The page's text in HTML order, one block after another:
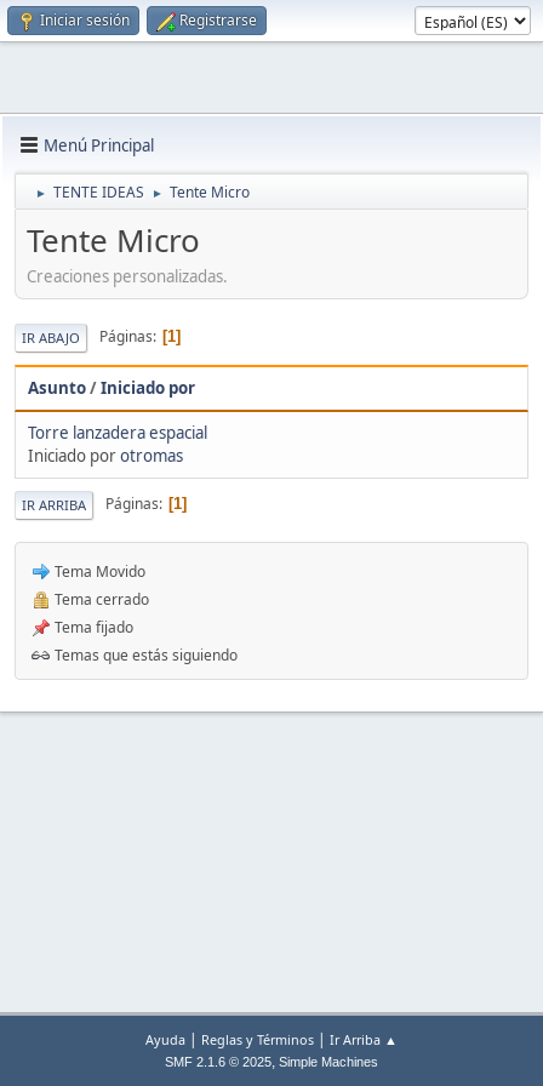
Iniciar sesión Registrarse
Menú Principal
► TENTE IDEAS ► Tente Micro
Tente Micro
Creaciones personalizadas.
IR ABAJO Páginas 1
Asunto/Iniciado por
Torre lanzadera espacial
Iniciado porotromas
IR ARRIBA Páginas 1
Tema Movido
Tema cerrado
Tema fijado
Temas que estás siguiendo
Ayuda | Reglas y Términos | Ir Arriba ▲
SMF 2.1.6 © 2025, Simple Machines